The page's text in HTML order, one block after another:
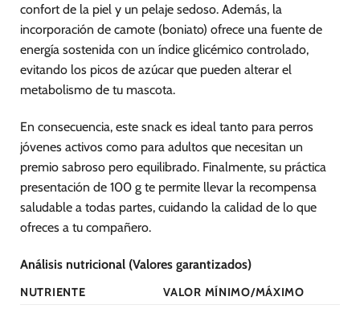
confort de la piel y un pelaje sedoso. Además, la
incorporación de camote (boniato) ofrece una fuente de
energía sostenida con un índice glicémico controlado,
evitando los picos de azúcar que pueden alterar el
metabolismo de tu mascota.
En consecuencia, este snack es ideal tanto para perros
jóvenes activos como para adultos que necesitan un
premio sabroso pero equilibrado. Finalmente, su práctica
presentación de 100 g te permite llevar la recompensa
saludable a todas partes, cuidando la calidad de lo que
ofreces a tu compañero.
Análisis nutricional (Valores garantizados)
NUTRIENTE
VALOR MÍNIMO/MÁXIMO